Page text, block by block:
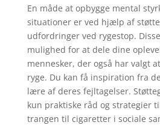
En måde at opbygge mental
situationer er ved hjælp af
udfordringer ved rygestop.
mulighed for at dele dine
mennesker, der også har valgt
ryge. Du kan få inspiration fra
lære af deres fejltagelser.
kun praktiske råd og strategier
trangen til cigaretter i sociale